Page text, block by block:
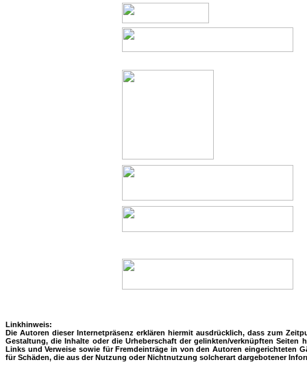
Linkhinweis:
Die Autoren dieser Internetpräsenz erklären hiermit ausdrücklich, dass zum
Gestaltung, die Inhalte oder die Urheberschaft der gelinkten/verknüpften
Links und Verweise sowie für Fremdeinträge in von den Autoren eingerichteten
für Schäden, die aus der Nutzung oder Nichtnutzung solcherart dargebotener